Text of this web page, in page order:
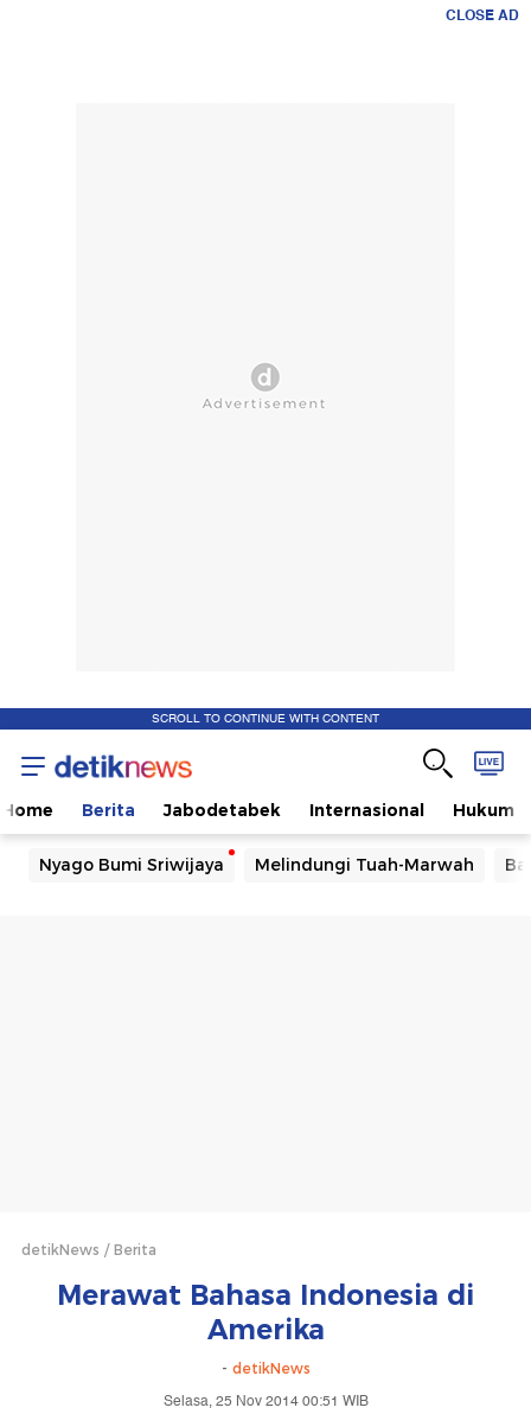
CLOSE AD
SCROLL TO CONTINUE WITH CONTENT
Home Berita Jabodetabek Internasional Hukum
Nyago Bumi Sriwijaya Melindungi Tuah-Marwah
detikNews Berita
Merawat Bahasa Indonesia di
Amerika
- detikNews
Selasa, 25 Nov 2014 00:51 WIB